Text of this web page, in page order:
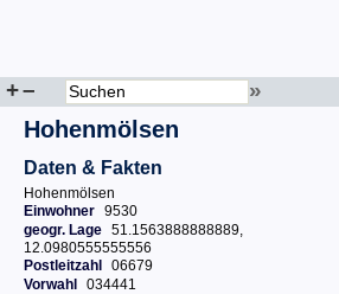
+– »
Hohenmölsen
Daten & Fakten
Hohenmölsen
Einwohner 9530
geogr. Lage 51.1563888888889,
12.0980555555556
Postleitzahl
06679
Vorwahl
034441